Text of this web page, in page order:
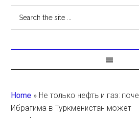
Home » Не только нефть и газ:
Ибрагима в Туркменистан может